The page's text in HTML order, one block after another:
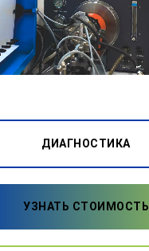
ДИАГНОСТИКА
УЗНАТЬ СТОИМОСТЬ